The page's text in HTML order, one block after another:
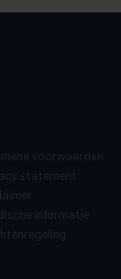
voorwaarden
statement
informatie